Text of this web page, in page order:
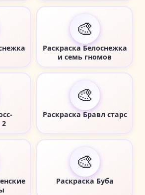
🎨
Раскраска Белоснежка
и семь гномов
2
🎨
Раскраска Бравл старс
🎨
Раскраска Буба